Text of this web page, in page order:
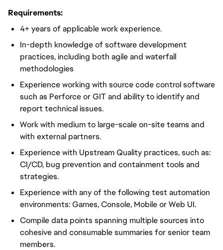
Requirements:
4+ years of applicable work experience.
In-depth knowledge of software development
practices, including both agile and waterfall
methodologies
Experience working with source code control software
such as Perforce or GIT and ability to identify and
report technical issues.
Work with medium to large-scale on-site teams and
with external partners.
Experience with Upstream Quality practices, such as:
CI/CD, bug prevention and containment tools and
strategies.
Experience with any of the following test automation
environments: Games, Console, Mobile or Web UI.
Compile data points spanning multiple sources into
cohesive and consumable summaries for senior team
members.